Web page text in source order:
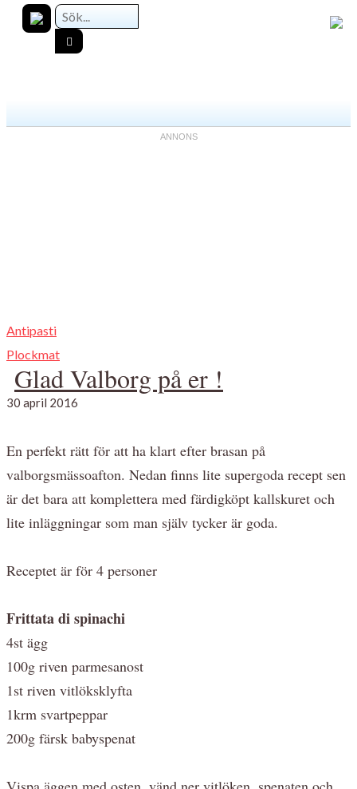
Antipasti
Plockmat
Glad Valborg på er !
30 april 2016
En perfekt rätt för att ha klart efter brasan på
valborgsmässoafton. Nedan finns lite supergoda recept sen
är det bara att komplettera med färdigköpt kallskuret och
lite inläggningar som man själv tycker är goda.
Receptet är för 4 personer
Frittata di spinachi
4st ägg
100g riven parmesanost
1st riven vitlöksklyfta
1krm svartpeppar
200g färsk babyspenat